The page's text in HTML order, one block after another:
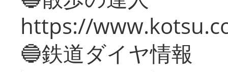
https://
🔵鉄道ダイヤ情報